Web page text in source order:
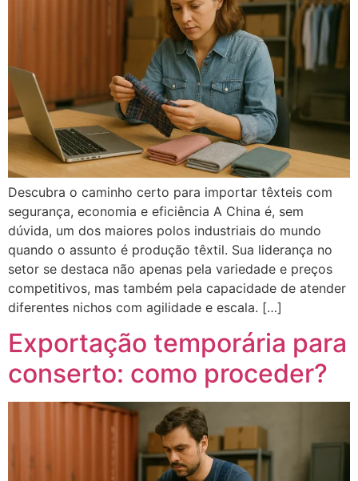
Descubra o caminho certo para importar têxteis com
segurança, economia e eficiência A China é, sem
dúvida, um dos maiores polos industriais do mundo
quando o assunto é produção têxtil. Sua liderança no
setor se destaca não apenas pela variedade e preços
competitivos, mas também pela capacidade de atender
diferentes nichos com agilidade e escala. […]
Exportação temporária para
conserto: como proceder?